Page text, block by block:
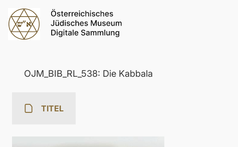
OJM_BIB_RL_538: Die Kabbala
TITEL